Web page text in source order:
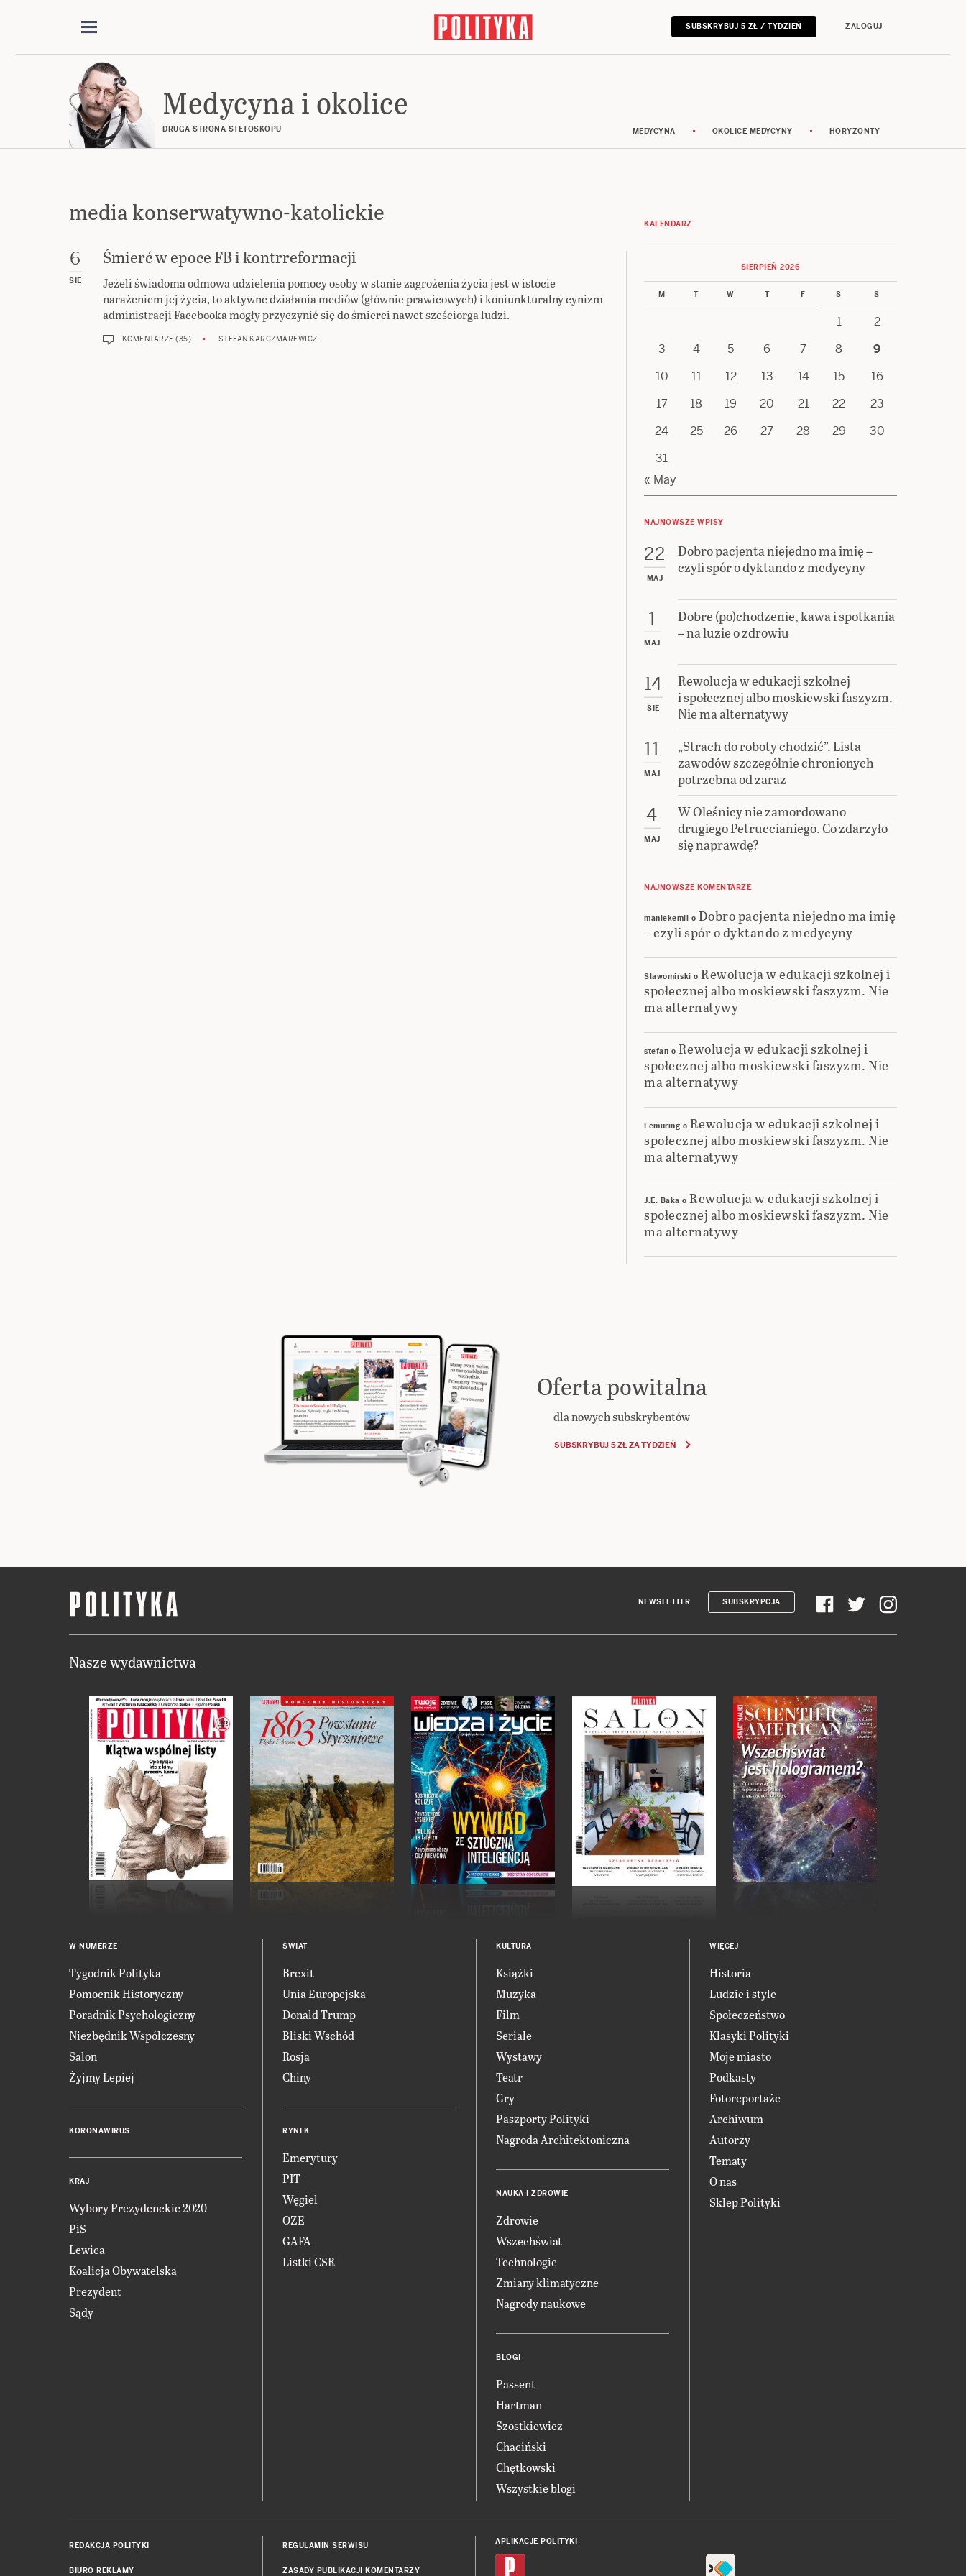
SUBSKRYBUJ 5 ZŁ / TYDZIEŃ ZALOGUJ
Medycyna i okolice
DRUGA STRONA STETOSKOPU MEDYCYNA OKOLICE MEDYCYNY HORYZONTY
media konserwatywno-katolickie
6
SIE
Śmierć w epoce FB i kontrreformacji
Jeżeli świadoma odmowa udzielenia pomocy osoby w stanie zagrożenia życia jest w istocie
narażeniem jej życia, to aktywne działania mediów (głównie prawicowych) i koniunkturalny cynizm
administracji Facebooka mogły przyczynić się do śmierci nawet sześciorga ludzi.
KOMENTARZE (35) STEFAN KARCZMAREWICZ
KALENDARZ
SIERPIEŃ 2026
M T W T F S S
1
2
3
4 5 6 7 8
9
10
11 12 13 14 15
16
17
18 19 20 21 22
23
24
25 26 27 28 29
30
31
« May
NAJNOWSZE WPISY
22
MAJ
Dobro pacjenta niejedno ma imię –
czyli spór o dyktando z medycyny
1
MAJ
Dobre (po)chodzenie, kawa i spotkania
– na luzie o zdrowiu
14
SIE
Rewolucja w edukacji szkolnej
i społecznej albo moskiewski faszyzm.
Nie ma alternatywy
11
MAJ
„Strach do roboty chodzić”. Lista
zawodów szczególnie chronionych
potrzebna od zaraz
4
MAJ
W Oleśnicy nie zamordowano
drugiego Petruccianiego. Co zdarzyło
się naprawdę?
NAJNOWSZE KOMENTARZE
maniekemil o Dobro pacjenta niejedno ma imię
– czyli spór o dyktando z medycyny
Slawomirski o Rewolucja w edukacji szkolnej i
społecznej albo moskiewski faszyzm. Nie
ma alternatywy
stefan o Rewolucja w edukacji szkolnej i
społecznej albo moskiewski faszyzm. Nie
ma alternatywy
Lemuring o Rewolucja w edukacji szkolnej i
społecznej albo moskiewski faszyzm. Nie
ma alternatywy
J.E. Baka o Rewolucja w edukacji szkolnej i
społecznej albo moskiewski faszyzm. Nie
ma alternatywy
Oferta powitalna
dla nowych subskrybentów
SUBSKRYBUJ 5 ZŁ ZA TYDZIEŃ
NEWSLETTER SUBSKRYPCJA
Nasze wydawnictwa
W NUMERZE
Tygodnik Polityka
Pomocnik Historyczny
Poradnik Psychologiczny
Niezbędnik Współczesny
Salon
Żyjmy Lepiej
KORONAWIRUS
KRAJ
Wybory Prezydenckie 2020
PiS
Lewica
Koalicja Obywatelska
Prezydent
Sądy
ŚWIAT
Brexit
Unia Europejska
Donald Trump
Bliski Wschód
Rosja
Chiny
RYNEK
Emerytury
PIT
Węgiel
OZE
GAFA
Listki CSR
KULTURA
Książki
Muzyka
Film
Seriale
Wystawy
Teatr
Gry
Paszporty Polityki
Nagroda Architektoniczna
NAUKA I ZDROWIE
Zdrowie
Wszechświat
Technologie
Zmiany klimatyczne
Nagrody naukowe
BLOGI
Passent
Hartman
Szostkiewicz
Chaciński
Chętkowski
Wszystkie blogi
WIĘCEJ
Historia
Ludzie i style
Społeczeństwo
Klasyki Polityki
Moje miasto
Podkasty
Fotoreportaże
Archiwum
Autorzy
Tematy
O nas
Sklep Polityki
REDAKCJA POLITYKI
BIURO REKLAMY
REGULAMIN SERWISU
ZASADY PUBLIKACJI KOMENTARZY
APLIKACJE POLITYKI